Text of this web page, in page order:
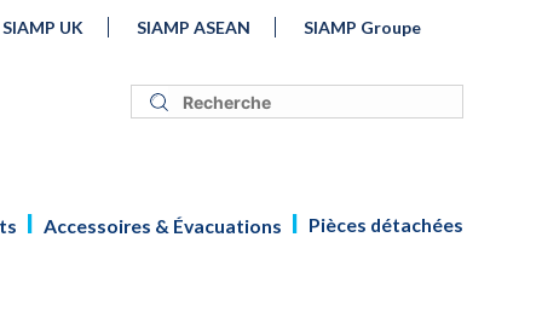
SIAMP UK SIAMP ASEAN SIAMP Groupe
Accessoires & Évacuations Pièces détachées